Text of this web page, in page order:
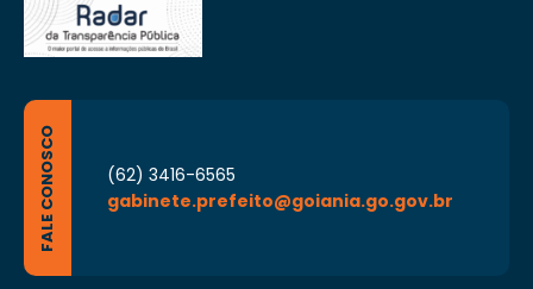
FALE CONOSCO
(62) 3416-6565
gabinete.prefeito@goiania.go.gov.br